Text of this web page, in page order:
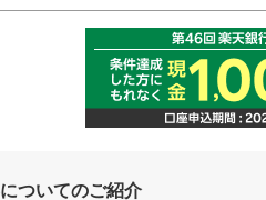
ついてのご紹介